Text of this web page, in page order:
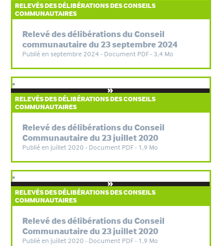
RELEVÉS DES DÉLIBÉRATIONS DES CONSEILS
COMMUNAUTAIRES
Relevé des délibérations du Conseil
communautaire du 23 septembre 2024
Publié en septembre 2024 - Document PDF - 3,4 Mo
RELEVÉS DES DÉLIBÉRATIONS DES CONSEILS
COMMUNAUTAIRES
Relevé des délibérations du Conseil
Communautaire du 23 juillet 2020
Publié en juillet 2020 - Document PDF - 1,9 Mo
RELEVÉS DES DÉLIBÉRATIONS DES CONSEILS
COMMUNAUTAIRES
Relevé des délibérations du Conseil
Communautaire du 23 juillet 2020
Publié en juillet 2020 - Document PDF - 1,9 Mo